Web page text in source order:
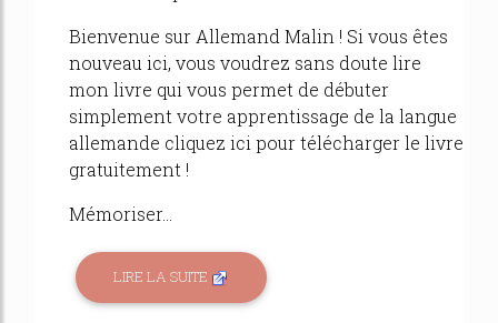
Bienvenue sur Allemand Malin ! Si vous êtes
nouveau ici, vous voudrez sans doute lire
mon livre qui vous permet de débuter
simplement votre apprentissage de la langue
allemande cliquez ici pour télécharger le livre
gratuitement !
Mémoriser...
LIRE LA SUITE